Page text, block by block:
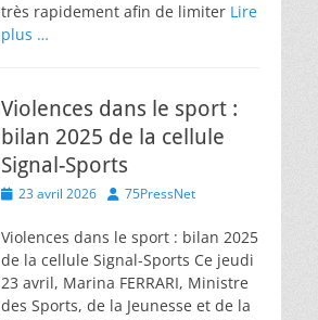
très rapidement afin de limiter Lire
plus …
Violences dans le sport :
bilan 2025 de la cellule
Signal-Sports
Posted
23 avril 2026 Author
75PressNet
Violences dans le sport : bilan 2025
de la cellule Signal-Sports Ce jeudi
23 avril, Marina FERRARI, Ministre
des Sports, de la Jeunesse et de la